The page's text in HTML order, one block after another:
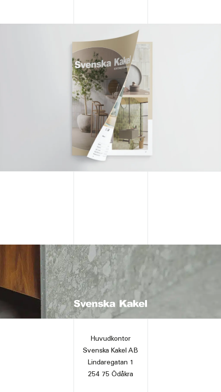
Huvudkontor
Svenska Kakel AB
Lindaregatan 1
254 75 Ödåkra